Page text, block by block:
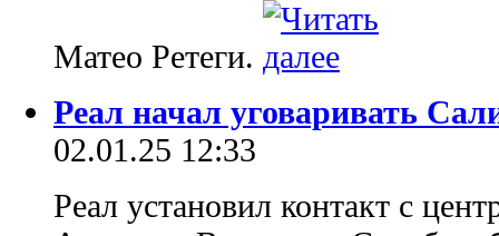
Матео Ретеги.
Реал начал уговаривать
02.01.25 12:33
Реал установил контакт с